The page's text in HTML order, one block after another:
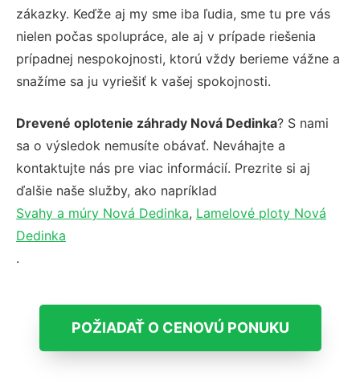
zákazky. Keďže aj my sme iba ľudia, sme tu pre vás
nielen počas spolupráce, ale aj v prípade riešenia
prípadnej nespokojnosti, ktorú vždy berieme vážne a
snažíme sa ju vyriešiť k vašej spokojnosti.
Drevené oplotenie záhrady Nová Dedinka? S nami
sa o výsledok nemusíte obávať. Neváhajte a
kontaktujte nás pre viac informácií. Prezrite si aj
ďalšie naše služby, ako napríklad
Svahy a múry Nová Dedinka, Lamelové ploty Nová
Dedinka
.
POŽIADAŤ O CENOVÚ PONUKU